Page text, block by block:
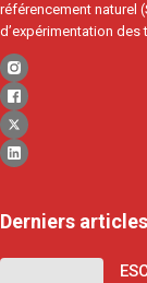
référencement naturel
d’expérimentation
Derniers articles